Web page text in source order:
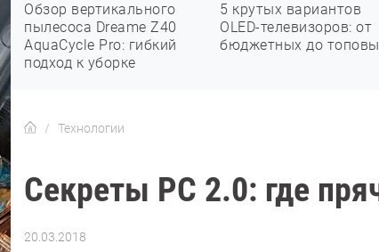
Обзор вертикального
пылесоса Dreame Z40
AquaCycle Pro: гибкий
подход к уборке
5 крутых вариантов
OLED-телевизоров: от
бюджетных до
Технологии
Секреты PC 2.0: где
20.03.2018